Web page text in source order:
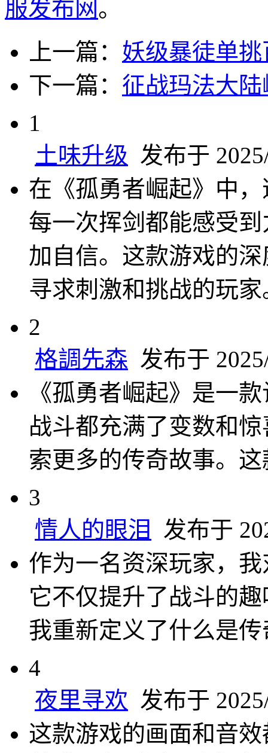
服发布网 。
上一篇： 妖级暴徒单
下一篇： 征战玛法大
1
土味升级 发布于
在《孤勇者崛起》中
每一次挥剑都能感受
加自信。这款游戏的
寻求刺激和挑战的玩家
2
格調先森 发布于
《孤勇者崛起》是一
战斗都充满了变数和
索更多的传奇故事。
3
情人的眼泪
发布于
作为一名资深玩家，
它不仅提升了战斗的
我重新定义了什么是
4
夜里寻欢 发布于
这款游戏的画面和音